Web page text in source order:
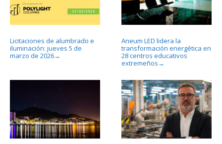
Licitaciones de alumbrado e
iluminación: jueves 5 de
marzo de 2026→
Aneum LED lidera la
transformación energética en
28 centros educativos
extremeños →